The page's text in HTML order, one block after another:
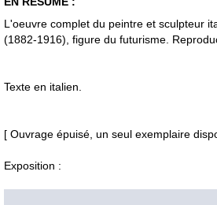
L'oeuvre complet du peintre et sculpteur
(1882-1916), figure du futurisme.
Texte en italien.
[ Ouvrage épuisé, un seul exemplaire
Exposition :